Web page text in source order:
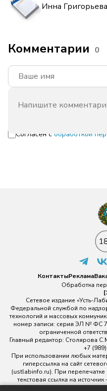
Инна Григорьева
Комментарии 0
Согласен с обработкой
КонтактыРеклама
Обработка
Сетевое издание «Усть-
Федеральной службой по
технологий и массовых
номер записи: серия ЭЛ № ФС
ограниченной
Главный редактор: Столярова
+7
При использовании любых
гиперссылка на сайт
(ustlabinfo.ru). При перепечатке
текстовая ссылка на